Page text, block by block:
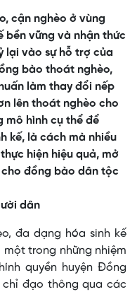
cận nghèo ở vùng
bền vững và nhận thức
lại vào sự hỗ trợ của
bào thoát nghèo,
làm thay đổi nếp
lên thoát nghèo cho
mô hình cụ thể để
kế, là cách mà nhiều
hiện hiệu quả, mở
đồng bào dân tộc
dân
đa dạng hóa sinh kế
trong những nhiệm
quyền huyện Đồng
chỉ đạo thông qua các